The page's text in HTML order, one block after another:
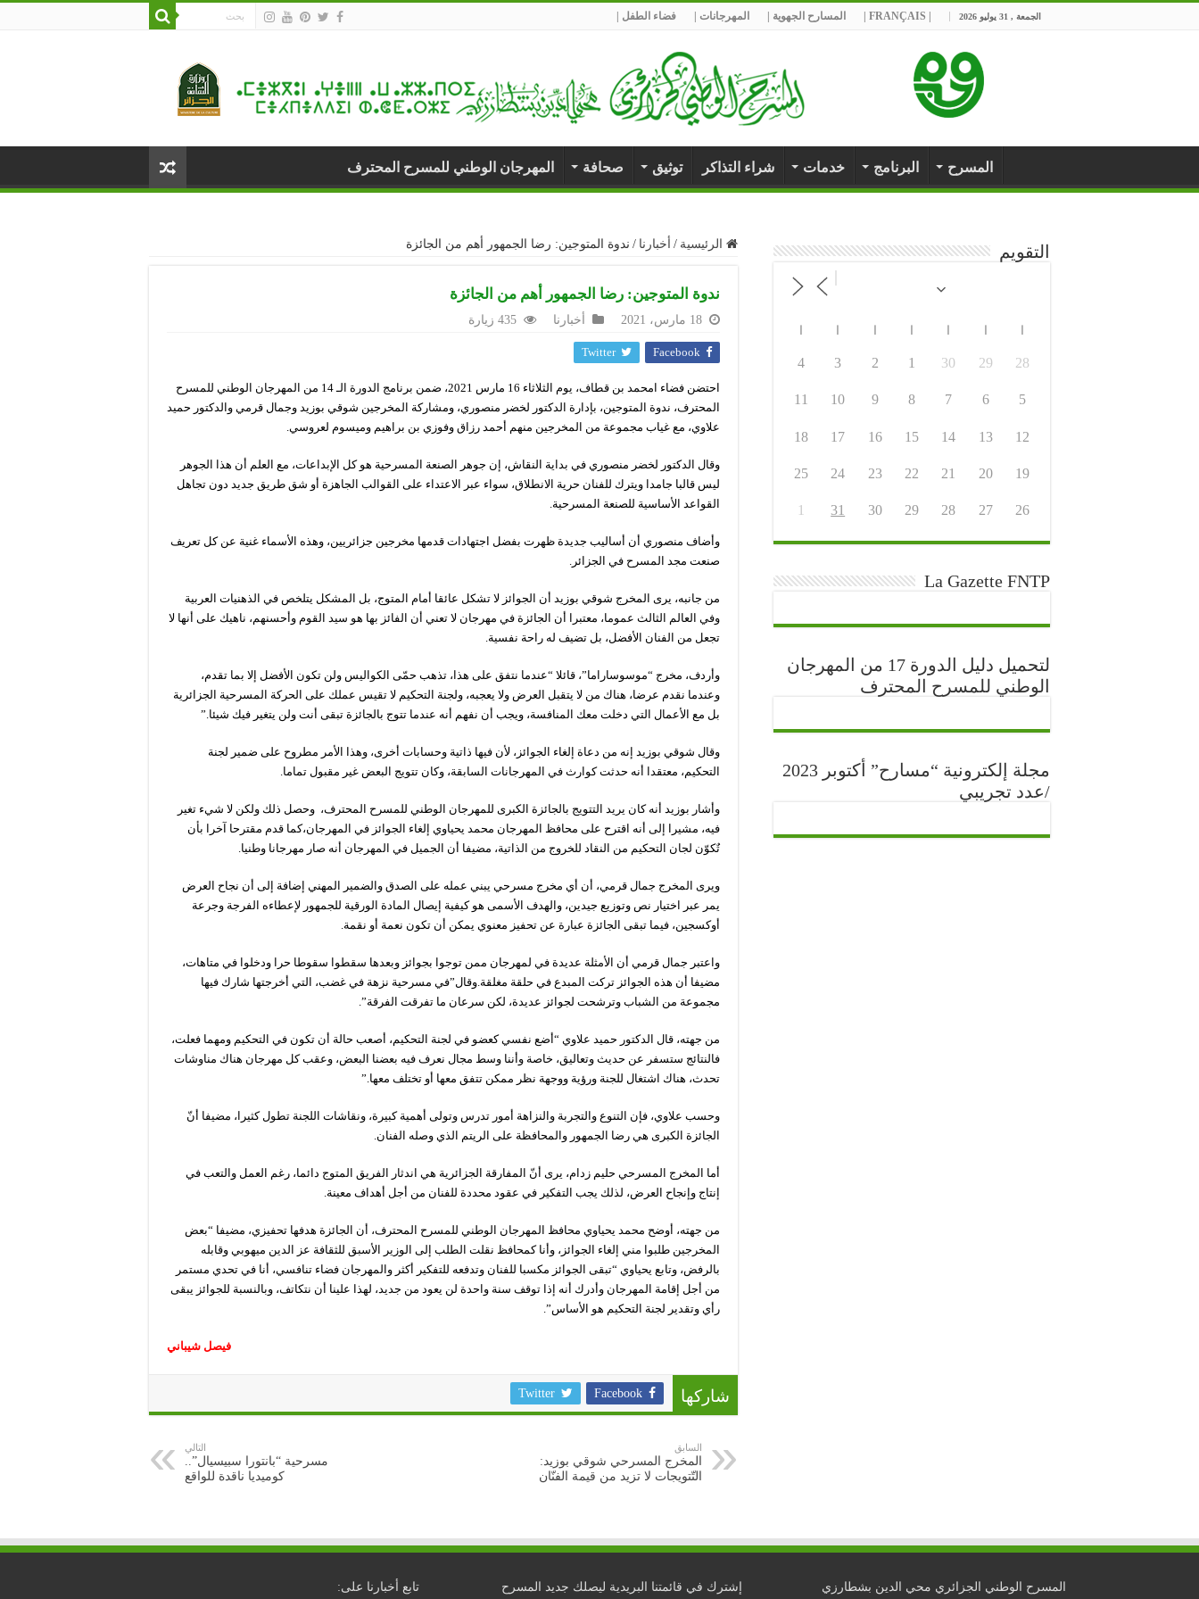
الجمعة , 31 يوليو 2026 المسارح الجهوية | المهرجانات | فضاء الطفل |
المسرح البرنامج خدمات شراء التذاكر توثيق صحافة المهرجان الوطني للمسرح المحترف
الرئيسية / أخبارنا / ندوة المتوجين: رضا الجمهور أهم من الجائزة
ندوة المتوجين: رضا الجمهور أهم من الجائزة
18 مارس، 2021 أخبارنا 435 زيارة
Facebook
Twitter
احتضن فضاء امحمد بن قطاف، يوم الثلاثاء 16 مارس 2021، ضمن برنامج الدورة الـ 14 من المهرجان الوطني للمسرح
المحترف، ندوة المتوجين، بإدارة الدكتور لخضر منصوري، ومشاركة المخرجين شوقي بوزيد وجمال قرمي والدكتور حميد
علاوي، مع غياب مجموعة من المخرجين منهم أحمد رزاق وفوزي بن براهيم وميسوم لعروسي.
وقال الدكتور لخضر منصوري في بداية النقاش، إن جوهر الصنعة المسرحية هو كل الإبداعات، مع العلم أن هذا الجوهر
ليس قالبا جامدا ويترك للفنان حرية الانطلاق، سواء عبر الاعتداء على القوالب الجاهزة أو شق طريق جديد دون تجاهل
القواعد الأساسية للصنعة المسرحية.
وأضاف منصوري أن أساليب جديدة ظهرت بفضل اجتهادات قدمها مخرجين جزائريين، وهذه الأسماء غنية عن كل تعريف
صنعت مجد المسرح في الجزائر.
من جانبه، يرى المخرج شوقي بوزيد أن الجوائز لا تشكل عائقا أمام المتوج، بل المشكل يتلخص في الذهنيات العربية
وفي العالم الثالث عموما، معتبرا أن الجائزة في مهرجان لا تعني أن الفائز بها هو سيد القوم وأحسنهم، ناهيك على أنها لا
تجعل من الفنان الأفضل، بل تضيف له راحة نفسية.
وأردف، مخرج “موسوساراما”، قائلا “عندما نتفق على هذا، تذهب حمّى الكواليس ولن تكون الأفضل إلا بما تقدم،
وعندما نقدم عرضا، هناك من لا يتقبل العرض ولا يعجبه، ولجنة التحكيم لا تقيس عملك على الحركة المسرحية الجزائرية
بل مع الأعمال التي دخلت معك المنافسة، ويجب أن نفهم أنه عندما تتوج بالجائزة تبقى أنت ولن يتغير فيك شيئا.”
وقال شوقي بوزيد إنه من دعاة إلغاء الجوائز، لأن فيها ذاتية وحسابات أخرى، وهذا الأمر مطروح على ضمير لجنة
التحكيم، معتقدا أنه حدثت كوارث في المهرجانات السابقة، وكان تتويج البعض غير مقبول تماما.
وأشار بوزيد أنه كان يريد التتويج بالجائزة الكبرى للمهرجان الوطني للمسرح المحترف، وحصل ذلك ولكن لا شيء تغير
فيه، مشيرا إلى أنه اقترح على محافظ المهرجان محمد يحياوي إلغاء الجوائز في المهرجان،كما قدم مقترحا آخرا بأن
تٌكوّن لجان التحكيم من النقاد للخروج من الذاتية، مضيفا أن الجميل في المهرجان أنه صار مهرجانا وطنيا.
ويرى المخرج جمال قرمي، أن أي مخرج مسرحي يبني عمله على الصدق والضمير المهني إضافة إلى أن نجاح العرض
يمر عبر اختيار نص وتوزيع جيدين، والهدف الأسمى هو كيفية إيصال المادة الورقية للجمهور لإعطاءه الفرجة وجرعة
أوكسجين، فيما تبقى الجائزة عبارة عن تحفيز معنوي يمكن أن تكون نعمة أو نقمة.
واعتبر جمال قرمي أن الأمثلة عديدة في لمهرجان ممن توجوا بجوائز وبعدها سقطوا سقوطا حرا ودخلوا في متاهات،
مضيفا أن هذه الجوائز تركت المبدع في حلقة مغلقة.وقال”في مسرحية نزهة في غضب، التي أخرجتها شارك فيها
مجموعة من الشباب وترشحت لجوائز عديدة، لكن سرعان ما تفرقت الفرقة”.
من جهته، قال الدكتور حميد علاوي “أضع نفسي كعضو في لجنة التحكيم، أصعب حالة أن تكون في التحكيم ومهما فعلت،
فالنتائج ستسفر عن حديث وتعاليق، خاصة وأننا وسط مجال نعرف فيه بعضنا البعض، وعقب كل مهرجان هناك مناوشات
تحدث، هناك اشتغال للجنة ورؤية ووجهة نظر ممكن تتفق معها أو تختلف معها.”
وحسب علاوي، فإن التنوع والتجربة والنزاهة أمور تدرس وتولى أهمية كبيرة، ونقاشات اللجنة تطول كثيرا، مضيفا أنّ
الجائزة الكبرى هي رضا الجمهور والمحافظة على الريتم الذي وصله الفنان.
أما المخرج المسرحي حليم زدام، يرى أنّ المفارقة الجزائرية هي اندثار الفريق المتوج دائما، رغم العمل والتعب في
إنتاج وإنجاح العرض، لذلك يجب التفكير في عقود محددة للفنان من أجل أهداف معينة.
من جهته، أوضح محمد يحياوي محافظ المهرجان الوطني للمسرح المحترف، أن الجائزة هدفها تحفيزي، مضيفا “بعض
المخرجين طلبوا مني إلغاء الجوائز، وأنا كمحافظ نقلت الطلب إلى الوزير الأسبق للثقافة عز الدين ميهوبي وقابله
بالرفض، وتابع يحياوي “تبقى الجوائز مكسبا للفنان وتدفعه للتفكير أكثر والمهرجان فضاء تنافسي، أنا في تحدي مستمر
من أجل إقامة المهرجان وأدرك أنه إذا توقف سنة واحدة لن يعود من جديد، لهذا علينا أن نتكاتف، وبالنسبة للجوائز يبقى
رأي وتقدير لجنة التحكيم هو الأساس”.
فيصل شيباني
شاركها Facebook
Twitter
السابق
المخرج المسرحي شوقي بوزيد:
التّتويجات لا تزيد من قيمة الفنّان
التالي
مسرحية “بانتورا سبيسيال”..
كوميديا ناقدة للواقع
التقويم
28
29
30
1
2
3
4
5
6
7
8
9
10
11
12
13
14
15
16
17
18
19
20
21
22
23
24
25
26
27
28
29
30
31
1
La Gazette FNTP
لتحميل دليل الدورة 17 من المهرجان
الوطني للمسرح المحترف
مجلة إلكترونية “مسارح” أكتوبر 2023
/عدد تجريبي
المسرح الوطني الجزائري محي الدين بشطارزي إشترك في قائمتنا البريدية ليصلك جديد المسرح تابع أخبارنا على: